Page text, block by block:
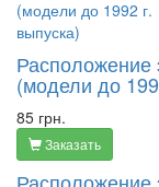
Расположение
(модели до
85 грн.
Заказать